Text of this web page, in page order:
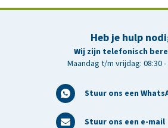
Heb je hulp
Wij zijn telefonisch
Maandag t/m vrijdag: 08:30 -
Stuur ons een
Stuur ons een e-mail